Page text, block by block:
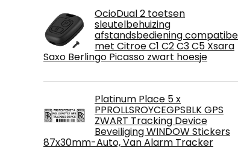
OcioDual 2 toetsen
sleutelbehuizing
afstandsbediening
met Citroe C1 C2 C3 C5 Xsara
Saxo Berlingo Picasso zwart hoesje
Platinum Place 5 x
PPROLLSROYCEGPSBLK GPS
ZWART Tracking Device
Beveiliging WINDOW Stickers
87x30mm-Auto, Van Alarm Tracker